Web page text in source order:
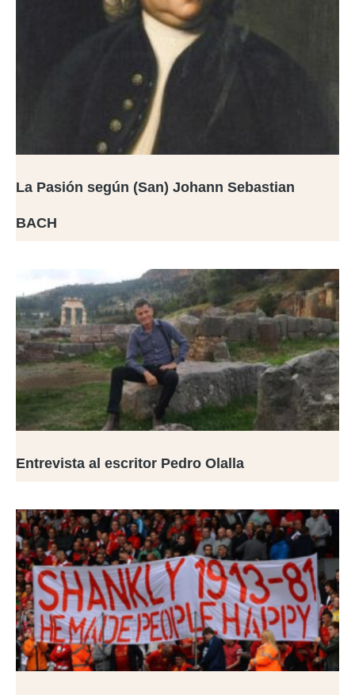
La Pasión según (San) Johann Sebastian
BACH
Entrevista al escritor Pedro Olalla